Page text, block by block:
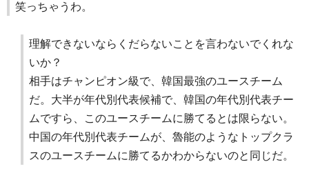
笑っちゃうわ。
理解できないならくだらないことを言わないでくれな
いか？
相手はチャンピオン級で、韓国最強のユースチーム
だ。大半が年代別代表候補で、韓国の年代別代表チー
ムですら、このユースチームに勝てるとは限らない。
中国の年代別代表チームが、魯能のようなトップクラ
スのユースチームに勝てるかわからないのと同じだ。